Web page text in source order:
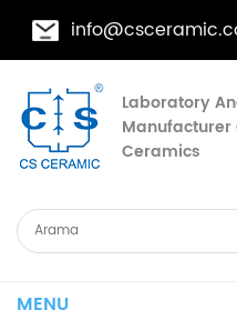
Laboratory
Manufacturer
Ceramics
MENU